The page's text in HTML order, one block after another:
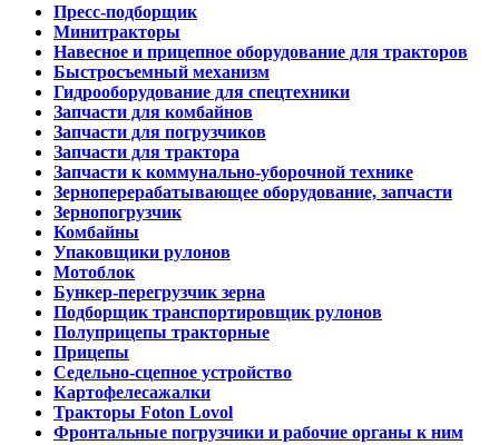
Пресс-подборщик
Минитракторы
Навесное и прицепное оборудование для тракторов
Быстросъемный механизм
Гидрооборудование для спецтехники
Запчасти для комбайнов
Запчасти для погрузчиков
Запчасти для трактора
Запчасти к коммунально-уборочной технике
Зерноперерабатывающее оборудование, запчасти
Зернопогрузчик
Комбайны
Упаковщики рулонов
Мотоблок
Бункер-перегрузчик зерна
Подборщик транспортировщик рулонов
Полуприцепы тракторные
Прицепы
Седельно-сцепное устройство
Картофелесажалки
Тракторы Foton Lovol
Фронтальные погрузчики и рабочие органы к ним